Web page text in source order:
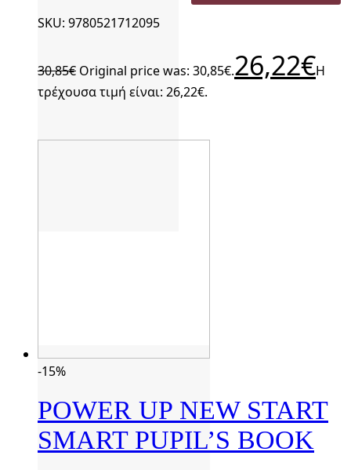
SKU: 9780521712095
30,85€ Original price was: 30,85€.26,22€Η
τρέχουσα τιμή είναι: 26,22€.
-15%
POWER UP NEW START
SMART PUPIL’S BOOK